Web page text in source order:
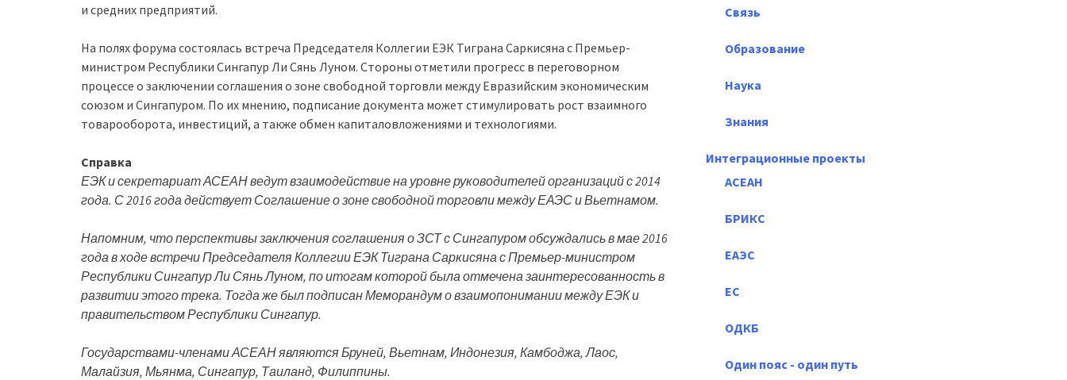
и средних предприятий.
На полях форума состоялась встреча Председателя Коллегии ЕЭК Тиграна Саркисяна с Премьер-
министром Республики Сингапур Ли Сянь Луном. Стороны отметили прогресс в переговорном
процессе о заключении соглашения о зоне свободной торговли между Евразийским экономическим
союзом и Сингапуром. По их мнению, подписание документа может стимулировать рост взаимного
товарооборота, инвестиций, а также обмен капиталовложениями и технологиями.
Справка
ЕЭК и секретариат АСЕАН ведут взаимодействие на уровне руководителей организаций с 2014
года. С 2016 года действует Соглашение о зоне свободной торговли между ЕАЭС и Вьетнамом.
Напомним, что перспективы заключения соглашения о ЗСТ с Сингапуром обсуждались в мае 2016
года в ходе встречи Председателя Коллегии ЕЭК Тиграна Саркисяна с Премьер-министром
Республики Сингапур Ли Сянь Луном, по итогам которой была отмечена заинтересованность в
развитии этого трека. Тогда же был подписан Меморандум о взаимопонимании между ЕЭК и
правительством Республики Сингапур.
Государствами-членами АСЕАН являются Бруней, Вьетнам, Индонезия, Камбоджа, Лаос,
Малайзия, Мьянма, Сингапур, Таиланд, Филиппины.
Связь
Образование
Наука
Знания
Интеграционные проекты
АСЕАН
БРИКС
ЕАЭС
ЕС
ОДКБ
Один пояс - один путь